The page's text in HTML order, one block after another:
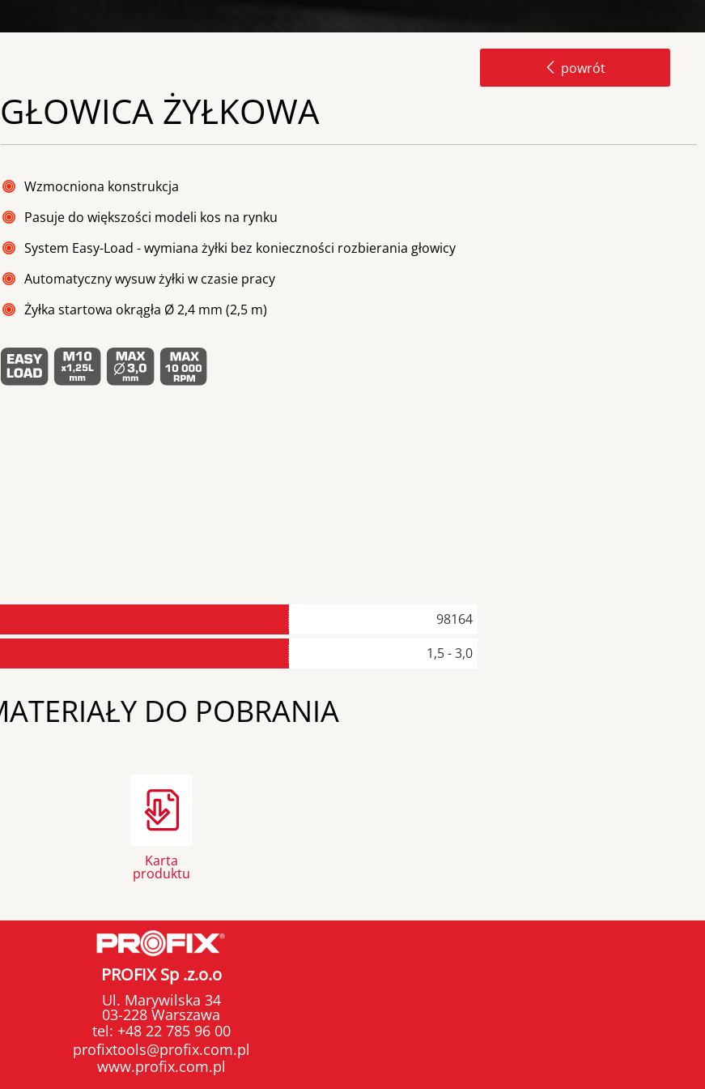
powrót
GŁOWICA ŻYŁKOWA
Wzmocniona konstrukcja
Pasuje do większości modeli kos na rynku
System Easy-Load - wymiana żyłki bez konieczności rozbierania głowicy
Automatyczny wysuw żyłki w czasie pracy
Żyłka startowa okrągła Ø 2,4 mm (2,5 m)
98164
1,5 - 3,0
DO POBRANIA
Karta
produktu
PROFIX Sp .z.o.o
Ul. Marywilska 34
03-228 Warszawa
tel: +48 22 785 96 00
profixtools@profix.com.pl
www.profix.com.pl